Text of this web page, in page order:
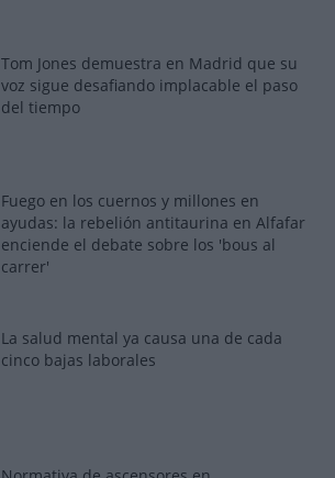
Tom Jones demuestra en Madrid que su
voz sigue desafiando implacable el paso
del tiempo
Fuego en los cuernos y millones en
ayudas: la rebelión antitaurina en Alfafar
enciende el debate sobre los 'bous al
carrer'
La salud mental ya causa una de cada
cinco bajas laborales